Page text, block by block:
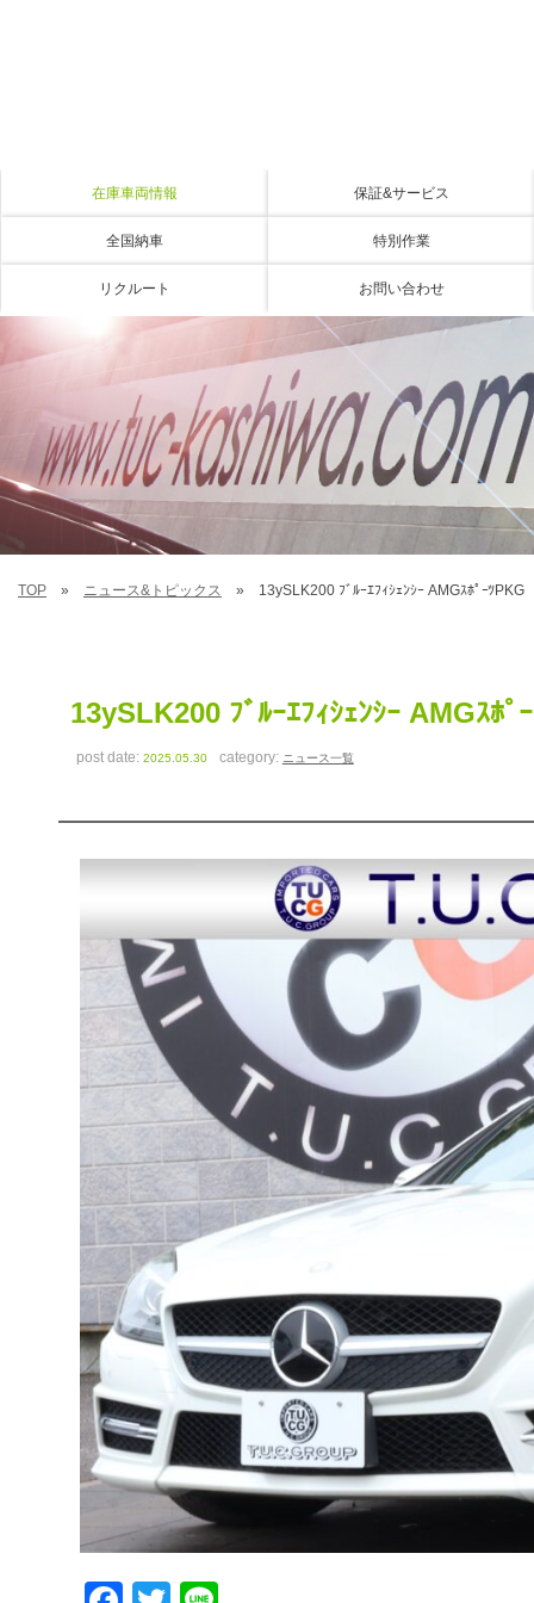
在庫車両情報 保証&サービス
全国納車 特別作業
リクルート お問い合わせ
TOP ニュース&トピックス 13ySLK200 ﾌﾞﾙｰｴﾌｨｼｪﾝｼｰ AMGｽﾎﾟｰﾂ
13ySLK200 ﾌﾞﾙｰｴﾌｨｼｪﾝｼｰ AMGｽ
post date:2025.05.30 category: ニュース一覧